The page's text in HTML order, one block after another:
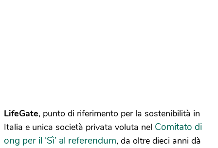
LifeGate, punto di riferimento per la sostenibilità in
Italia e unica società privata voluta nel Comitato di
ong per il ‘Sì’ al referendum, da oltre dieci anni dà